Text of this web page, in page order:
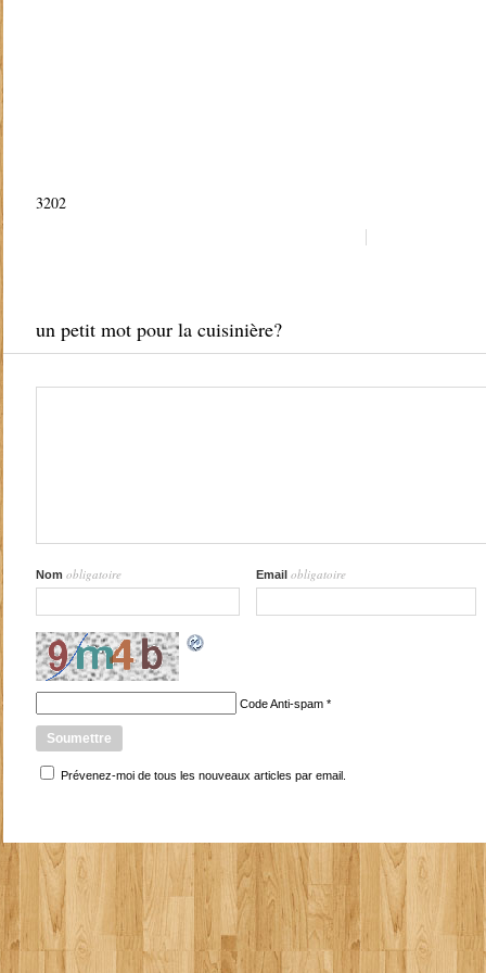
3202
un petit mot pour la cuisinière?
Nom obligatoire Email obligatoire
Code Anti-spam*
Prévenez-moi de tous les nouveaux articles par email.